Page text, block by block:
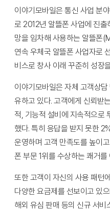
이야기모바일은 통신 사업 분
로 2012년 알뜰폰 사업에 진
망을 임차해 사용하는 알뜰폰
연속 우체국 알뜰폰 사업자로
비스로 창사 이래 꾸준히 성장
이야기모바일은 자체 고객상
유하고 있다. 고객에게 신뢰받
적, 기능적 설비에 지속적으로
했다. 특히 응답을 받지 못한
운영하며 고객 만족도를 높이
폰 부문 1위를 수상하는 쾌거를
또한 고객이 자신의 사용 패턴
다양한 요금제를 선보이고 있
해외 유심 판매 등의 신규 서